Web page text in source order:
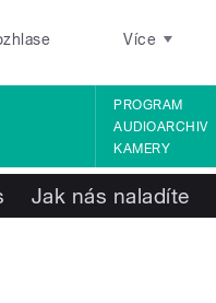
Více
PROGRAM
AUDIOARCHIV
KAMERY
Jak nás naladíte